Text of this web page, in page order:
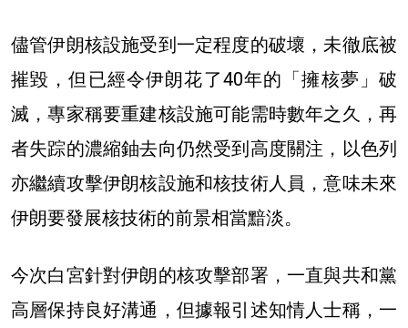
儘管伊朗核設施受到一定程度的破壞，未徹底被
摧毀，但已經令伊朗花了40年的「擁核夢」破
滅，專家稱要重建核設施可能需時數年之久，再
者失踪的濃縮鈾去向仍然受到高度關注，以色列
亦繼續攻擊伊朗核設施和核技術人員，意味未來
伊朗要發展核技術的前景相當黯淡。
今次白宮針對伊朗的核攻擊部署，一直與共和黨
高層保持良好溝通，但據報引述知情人士稱，一